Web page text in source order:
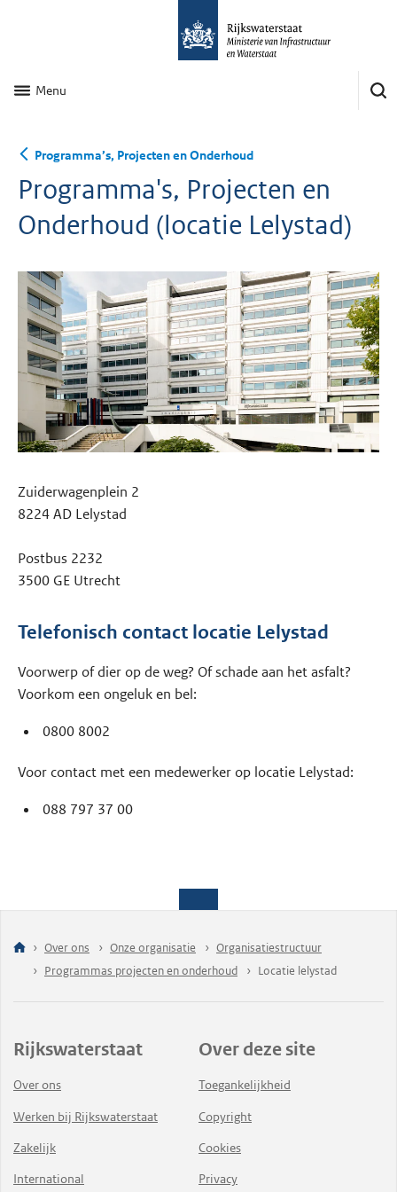
Menu
Programma’s, Projecten en Onderhoud
Programma's, Projecten en
Onderhoud (locatie Lelystad)
Zuiderwagenplein 2
8224 AD Lelystad
Postbus 2232
3500 GE Utrecht
Telefonisch contact locatie Lelystad
Voorwerp of dier op de weg? Of schade aan het asfalt?
Voorkom een ongeluk en bel:
0800 8002
Voor contact met een medewerker op locatie Lelystad:
088 797 37 00
Over ons Onze organisatie
Organisatiestructuur
Programmas projecten en onderhoud
Locatie lelystad
Rijkswaterstaat
Over ons
Werken bij Rijkswaterstaat
Zakelijk
International
Over deze site
Toegankelijkheid
Copyright
Cookies
Privacy